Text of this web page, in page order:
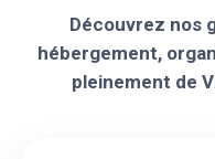
Découvrez nos
hébergement,
pleinement de